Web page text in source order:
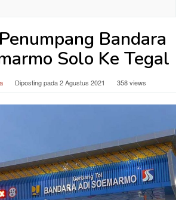
Bandara
Solo Ke Tegal
Diposting pada2 Agustus 2021 358 views